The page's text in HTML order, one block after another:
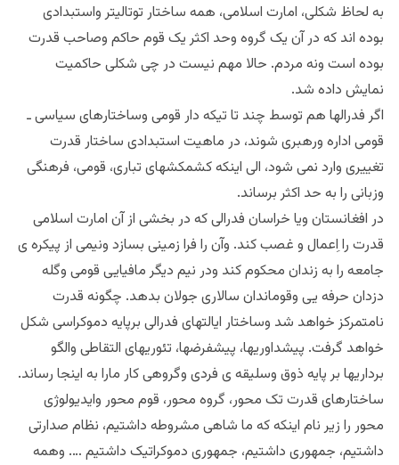
به لحاظ شکلی، امارت اسلامی، همه ساختار توتالیتر واستبدادی
بوده اند که در آن یک گروه وحد اکثر یک قوم حاکم وصاحب قدرت
بوده است ونه مردم. حالا مهم نیست در چی شکلی حاکمیت
نمایش داده شد.
اگر فدرالها هم توسط چند تا تیکه دار قومی وساختارهای سیاسی ـ
قومی اداره ورهبری شوند، در ماهیت استبدادی ساختار قدرت
تغییری وارد نمی شود، الی اینکه کشمکشهای تباری، قومی، فرهنگی
وزبانی را به حد اکثر برساند.
در افغانستان ویا خراسان فدرالی که در بخشی از آن امارت اسلامی
قدرت را اِعمال و غصب کند. وآن را فرا زمینی بسازد ونیمی از پیکره ی
جامعه را به زندان محکوم کند ودر نیم دیگر مافیایی قومی وگله
دزدان حرفه یی وقوماندان سالاری جولان بدهد. چگونه قدرت
نامتمرکز خواهد شد وساختار ایالتهای فدرالی برپایه دموکراسی شکل
خواهد گرفت. پیشداوریها، پیشفرضها، تئوریهای التقاطی والگو
برداریها بر پایه ذوق وسلیقه ی فردی وگروهی کار مارا به اینجا رساند.
ساختارهای قدرت تک محور، گروه محور، قوم محور وایدیولوژی
محور را زیر نام اینکه که ما شاهی مشروطه داشتیم، نظام صدارتی
داشتیم، جمهوری داشتیم، جمهوری دموکراتیک داشتیم …. وهمه